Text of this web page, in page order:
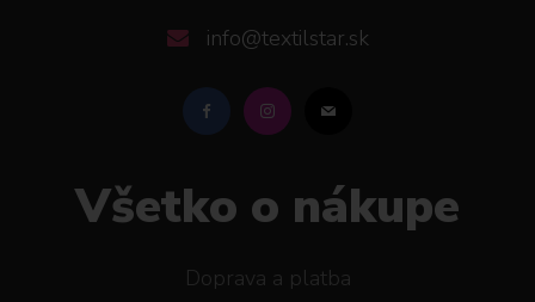
info@textilstar.sk
Všetko o nákupe
Doprava a platba